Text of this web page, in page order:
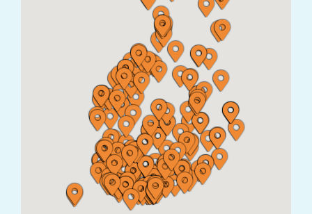
DOGMAN & FRIENDS SEINÄJOKI
SEPPO ILMARINEN 12 60120 SEINÄJOKI
TASSUN TAHTI TMI
Vesisuontie 74, 93700 Kuusamo
ELÄINTARVIKELIIKE DOG & CAT
TYÖPAJATIE 20 06150 Porvoo
Karkkilan Eläintarvike
MÄNTYLÄNKATU 103600 Karkkila